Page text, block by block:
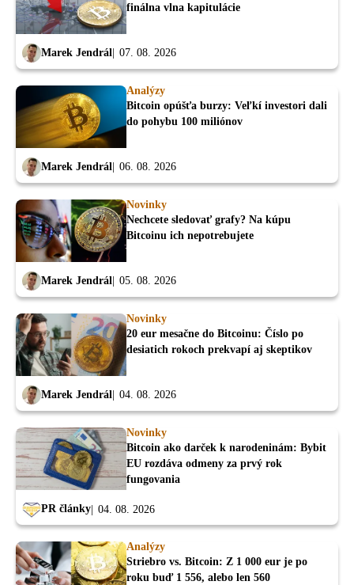
finálna vlna kapitulácie
Marek Jendrál 07. 08. 2026
Analýzy
Bitcoin opúšťa burzy: Veľkí investori dali
do pohybu 100 miliónov
Marek Jendrál 06. 08. 2026
Novinky
Nechcete sledovať grafy? Na kúpu
Bitcoinu ich nepotrebujete
Marek Jendrál 05. 08. 2026
Novinky
20 eur mesačne do Bitcoinu: Číslo po
desiatich rokoch prekvapí aj skeptikov
Marek Jendrál 04. 08. 2026
Novinky
Bitcoin ako darček k narodeninám: Bybit
EU rozdáva odmeny za prvý rok
fungovania
PR články 04. 08. 2026
Analýzy
Striebro vs. Bitcoin: Z 1 000 eur je po
roku buď 1 556, alebo len 560